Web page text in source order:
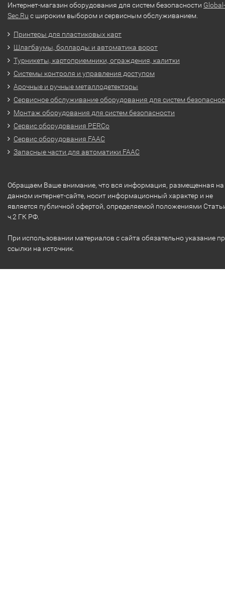
Интернет-магазин оборудования для систем безопасности Global-
Sec.Ru с широким выбором и сервисным обслуживанием.
Принтеры для пластиковых карт
Шлагбаумы, болларды и автоматика ворот
Турникеты, картоприемники, ограждения, калитки
Системы контроля и управления доступом
Арочные и ручные металлодетекторы
Сервисное обслуживание оборудования для систем
Монтаж оборудования для систем безопасности
Сервис оборудования PERCo
Сервис оборудования FAAC
Запасные части для автоматики FAAC
Обращаем Ваше внимание, что вся информация, размещенная на
данном интернет-сайте, носит информационный характер и не
является публичной офертой, определяемой положениями
ч.2 ГК РФ.
При использовании материалов с сайта обязательно указание
ссылки на источник.